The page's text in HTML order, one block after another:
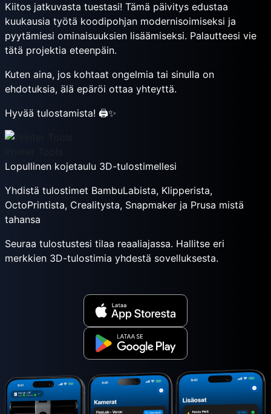
Kiitos jatkuvasta tuestasi! Tämä päivitys edustaa
kuukausia työtä koodipohjan modernisoimiseksi ja
pyytämiesi ominaisuuksien lisäämiseksi. Palautteesi vie
tätä projektia eteenpäin.
Kuten aina, jos kohtaat ongelmia tai sinulla on
ehdotuksia, älä epäröi ottaa yhteyttä.
Hyvää tulostamista! 🖨️✨
Lopullinen kojetaulu 3D-tulostimellesi
Yhdistä tulostimet BambuLabista, Klipperista,
OctoPrintista, Crealitysta, Snapmaker ja Prusa mistä
tahansa
Seuraa tulostustesi tilaa reaaliajassa. Hallitse eri
merkkien 3D-tulostimia yhdestä sovelluksesta.